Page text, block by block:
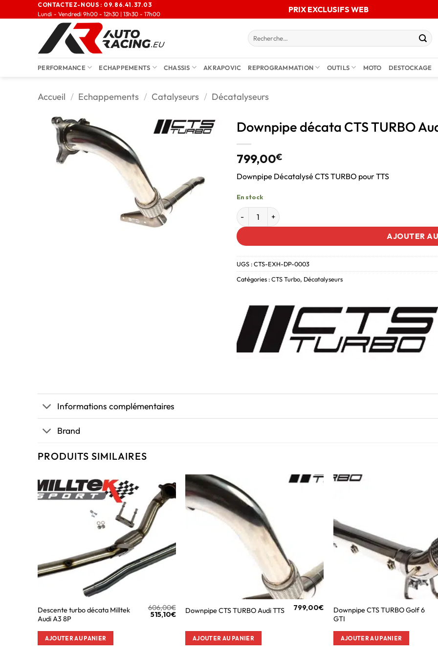
CONTACTEZ-NOUS : 09.86.41.37.03
Lundi - Vendredi 9h00 - 12h30 | 13h30 - 17h00
PRIX EXCLUSIFS WEB
PERFORMANCE ECHAPPEMENTS CHASSIS AKRAPOVIC REPROGRAMMATION OUTILS MOTO DESTOCKAGE
Accueil / Echappements / Catalyseurs / Décatalyseurs
Downpipe décata CTS TURBO
799,00€
Downpipe Décatalysé CTS TURBO pour TTS
En stock
AJOUTER
UGS :CTS-EXH-DP-0003
Catégories :CTS Turbo, Décatalyseurs
Informations complémentaires
Brand
PRODUITS SIMILAIRES
Descente turbo décata Milltek
Audi A3 8P
606,00€
515,10€
AJOUTER AU PANIER
Downpipe CTS TURBO Audi TTS 799,00€
AJOUTER AU PANIER
Downpipe CTS TURBO Golf 6
GTI
AJOUTER AU PANIER